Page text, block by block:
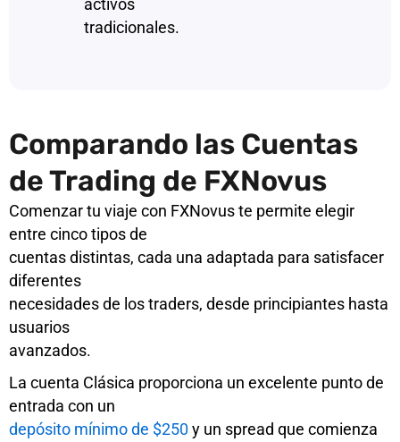
activos
tradicionales.
Comparando las Cuentas
de Trading de FXNovus
Comenzar tu viaje con FXNovus te permite elegir
entre cinco tipos de
cuentas distintas, cada una adaptada para satisfacer
diferentes
necesidades de los traders, desde principiantes hasta
usuarios
avanzados.
La cuenta Clásica proporciona un excelente punto de
entrada con un
depósito mínimo de $250y un spread que comienza